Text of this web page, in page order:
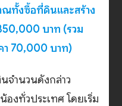
ณทั้งซื้อที่ดินและสร้าง
บาท (รวม
า 70,000 บาท)
จำนวนดังกล่าว
องทั่วประเทศ โดยเริ่ม